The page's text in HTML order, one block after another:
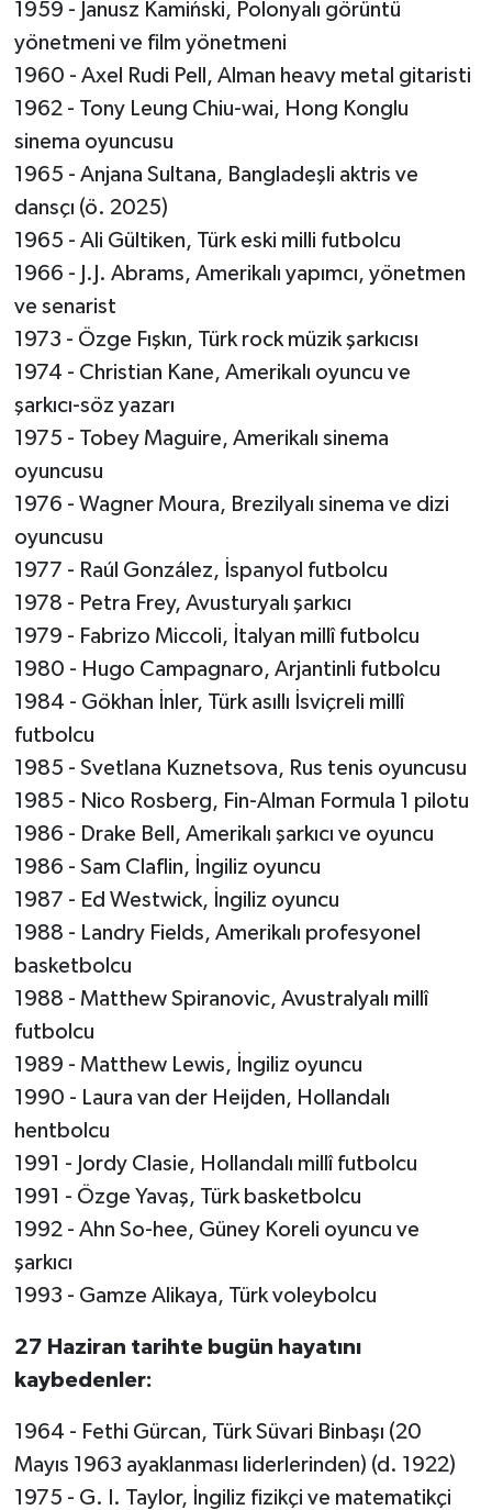
1959 - Janusz Kamiński, Polonyalı görüntü
yönetmeni ve film yönetmeni
1960 - Axel Rudi Pell, Alman heavy metal gitaristi
1962 - Tony Leung Chiu-wai, Hong Konglu
sinema oyuncusu
1965 - Anjana Sultana, Bangladeşli aktris ve
dansçı (ö. 2025)
1965 - Ali Gültiken, Türk eski milli futbolcu
1966 - J.J. Abrams, Amerikalı yapımcı, yönetmen
ve senarist
1973 - Özge Fışkın, Türk rock müzik şarkıcısı
1974 - Christian Kane, Amerikalı oyuncu ve
şarkıcı-söz yazarı
1975 - Tobey Maguire, Amerikalı sinema
oyuncusu
1976 - Wagner Moura, Brezilyalı sinema ve dizi
oyuncusu
1977 - Raúl González, İspanyol futbolcu
1978 - Petra Frey, Avusturyalı şarkıcı
1979 - Fabrizo Miccoli, İtalyan millî futbolcu
1980 - Hugo Campagnaro, Arjantinli futbolcu
1984 - Gökhan İnler, Türk asıllı İsviçreli millî
futbolcu
1985 - Svetlana Kuznetsova, Rus tenis oyuncusu
1985 - Nico Rosberg, Fin-Alman Formula 1 pilotu
1986 - Drake Bell, Amerikalı şarkıcı ve oyuncu
1986 - Sam Claflin, İngiliz oyuncu
1987 - Ed Westwick, İngiliz oyuncu
1988 - Landry Fields, Amerikalı profesyonel
basketbolcu
1988 - Matthew Spiranovic, Avustralyalı millî
futbolcu
1989 - Matthew Lewis, İngiliz oyuncu
1990 - Laura van der Heijden, Hollandalı
hentbolcu
1991 - Jordy Clasie, Hollandalı millî futbolcu
1991 - Özge Yavaş, Türk basketbolcu
1992 - Ahn So-hee, Güney Koreli oyuncu ve
şarkıcı
1993 - Gamze Alikaya, Türk voleybolcu
27 Haziran tarihte bugün hayatını
kaybedenler:
1964 - Fethi Gürcan, Türk Süvari Binbaşı (20
Mayıs 1963 ayaklanması liderlerinden) (d. 1922)
1975 - G. I. Taylor, İngiliz fizikçi ve matematikçi